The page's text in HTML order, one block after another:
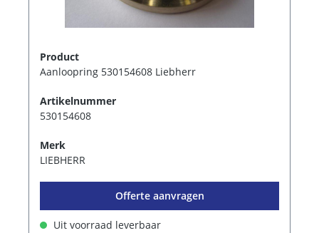
Product
Aanloopring 530154608 Liebherr
Artikelnummer
530154608
Merk
LIEBHERR
Offerte aanvragen
Uit voorraad leverbaar